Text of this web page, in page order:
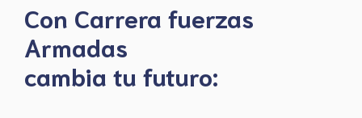
Con Carrera fuerzas
Armadas
​cambia tu futuro: